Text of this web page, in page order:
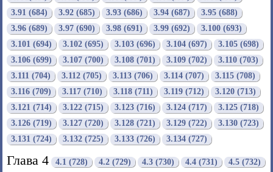
3.91 (684)
3.92 (685) 3.93 (686) 3.94 (687)
3.95 (688)
3.96 (689)
3.97 (690) 3.98 (691) 3.99 (692)
3.100 (693)
3.101 (694)
3.102 (695) 3.103 (696) 3.104 (697)
3.105 (698)
3.106 (699)
3.107 (700) 3.108 (701) 3.109 (702)
3.110 (703)
3.111 (704)
3.112 (705) 3.113 (706) 3.114 (707)
3.115 (708)
3.116 (709)
3.117 (710) 3.118 (711) 3.119 (712)
3.120 (713)
3.121 (714)
3.122 (715) 3.123 (716) 3.124 (717)
3.125 (718)
3.126 (719)
3.127 (720) 3.128 (721) 3.129 (722)
3.130 (723)
3.131 (724)
3.132 (725) 3.133 (726) 3.134 (727)
Глава 4 4.1 (728) 4.2 (729) 4.3 (730) 4.4 (731) 4.5 (732)